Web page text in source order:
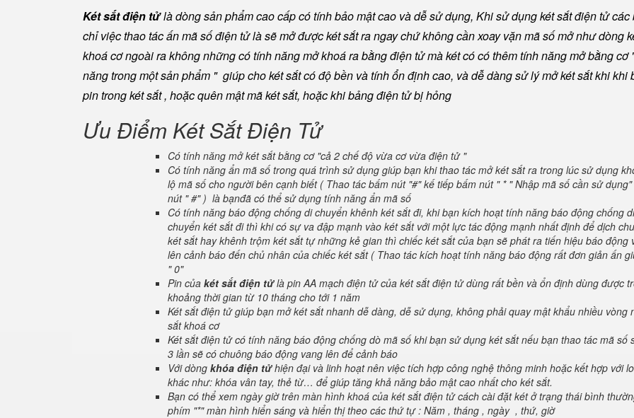
Két sắt điện tửlà dòng sản phẩm cao cấp có tính bảo mật cao và dễ sử dụng, Khi sử dụng két sắt điện tử các
chỉ việc thao tác ấn mã số điện tử là sẽ mở được két sắt ra ngay chứ không cần xoay vặn mã số mở như dòng
khoá cơ ngoài ra không những có tính năng mở khoá ra bằng điện tử mà két có có thêm tính năng mở bằng cơ
năng trong một sản phẩm " giúp cho két sắt có độ bền và tính ổn định cao, và dễ dàng sử lý mở két sắt khi khi
pin trong két sắt , hoặc quên mật mã két sắt, hoặc khi bảng điện tử bị hỏng
Ưu Điểm Két Sắt Điện Tử
Có tính năng mở két sắt bằng cơ "cả 2 chế độ vừa cơ vừa điện tử "
Có tính năng ẩn mã số trong quá trình sử dụng giúp bạn khi thao tác mở két sắt ra trong lúc sử dụng
lộ mã số cho người bên cạnh biết ( Thao tác bấm nút "#" kế tiếp bấm nút " * " Nhập mã số cần sử
nút " #" ) là bạnđã có thể sử dụng tính năng ẩn mã số
Có tính năng báo động chống di chuyển khênh két sắt đi, khi bạn kích hoạt tính năng báo động chống di
chuyển két sắt đi thì khi có sự va đập mạnh vào két sắt với một lực tác động mạnh nhất định để dịch
két sắt hay khênh trộm két sắt tự những kẻ gian thì chiếc két sắt của bạn sẽ phát ra tiến hiệu báo động
lên cảnh báo đến chủ nhân của chiếc két sắt ( Thao tác kích hoạt tính năng báo động rất đơn giản ấn
" 0"
Pin của két sắt điện tửlà pin AA mạch điện tử của két sắt điện tử dùng rất bền và ổn định dùng được
khoảng thời gian từ 10 tháng cho tới 1 năm
Két sắt điện tử giúp bạn mở két sắt nhanh dễ dàng, dễ sử dụng, không phải quay mật khẩu nhiều vòng
sắt khoá cơ
Két sắt điện tử có tính năng báo động chống dò mã số khi bạn sử dụng két sắt nếu bạn thao tác mã số
3 lần sẽ có chuông báo động vang lên để cảnh báo
Với dòng khóa điện tửhiện đại và linh hoạt nên việc tích hợp công nghệ thông minh hoặc kết hợp với
khác như: khóa vân tay, thẻ từ… để giúp tăng khả năng bảo mật cao nhất cho két sắt.
Bạn có thể xem ngày giờ trên màn hình khoá của két sắt điện tử cách cài đặt két ở trạng thái bình
phím "*" màn hình hiển sáng và hiển thị theo các thứ tự : Năm , tháng , ngày , thứ, giờ